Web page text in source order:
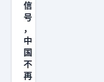
说
白
了
，
军
演
信
号
，
中
国
不
再